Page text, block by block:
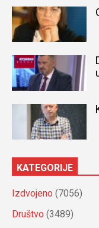
KATEGORIJE
Izdvojeno (7056)
Društvo (3489)